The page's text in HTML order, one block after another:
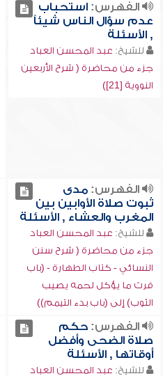
الفهرس:استحباب
عدم سؤال الناس شيئاً
, الأسئلة
للشيخ: عبد المحسن العباد
جزء من محاضرة ( شرح الأربعين
النووية [21])
الفهرس:مدى
ثبوت صلاة الأوابين بين
المغرب والعشاء , الأسئلة
للشيخ: عبد المحسن العباد
جزء من محاضرة ( شرح سنن
النسائي - كتاب الطهارة - (باب
فرث ما يؤكل لحمه يصيب
الثوب) إلى (باب بدء التيمم))
الفهرس:حكم
صلاة الضحى وأفضل
أوقاتها , الأسئلة
للشيخ: عبد المحسن العباد